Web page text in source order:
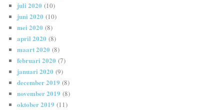
juli 2020 (10)
juni 2020 (10)
mei 2020 (8)
april 2020 (8)
maart 2020 (8)
februari 2020 (7)
januari 2020 (9)
december 2019 (8)
november 2019 (8)
oktober 2019 (11)